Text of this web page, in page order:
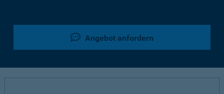
Angebot anfordern